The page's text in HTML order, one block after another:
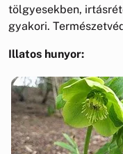
tölgyesekben,
gyakori.
Illatos hunyor: